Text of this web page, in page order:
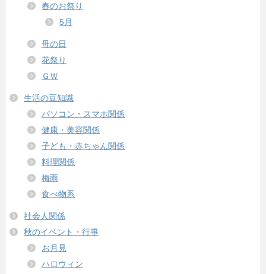
春のお祭り
5月
母の日
花祭り
ＧＷ
生活の豆知識
パソコン・スマホ関係
健康・美容関係
子ども・赤ちゃん関係
料理関係
梅雨
食べ物系
社会人関係
秋のイベント・行事
お月見
ハロウィン